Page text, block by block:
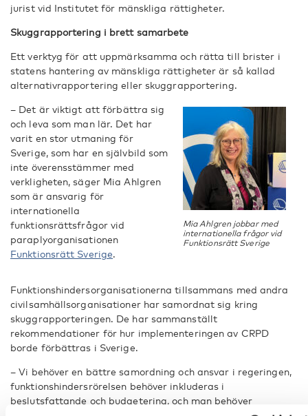
jurist vid Institutet för mänskliga rättigheter.
Skuggrapportering i brett samarbete
Ett verktyg för att uppmärksamma och rätta till brister i
statens hantering av mänskliga rättigheter är så kallad
alternativrapportering eller skuggrapportering.
Mia Ahlgren jobbar med
internationella frågor vid
Funktionsrätt Sverige
– Det är viktigt att förbättra sig
och leva som man lär. Det har
varit en stor utmaning för
Sverige, som har en självbild som
inte överensstämmer med
verkligheten, säger Mia Ahlgren
som är ansvarig för
internationella
funktionsrättsfrågor vid
paraplyorganisationen
Funktionsrätt Sverige.
Funktionshindersorganisationerna tillsammans med andra
civilsamhällsorganisationer har samordnat sig kring
skuggrapporteringen. De har sammanställt
rekommendationer för hur implementeringen av CRPD
borde förbättras i Sverige.
– Vi behöver en bättre samordning och ansvar i regeringen,
funktionshindersrörelsen behöver inkluderas i
beslutsfattande och budgetering, och man behöver